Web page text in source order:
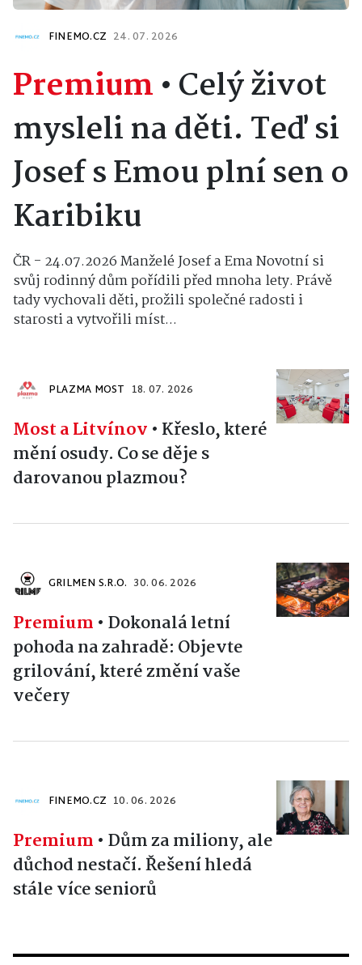
FINEMO.CZ 24. 07. 2026
Premium•Celý život
mysleli na děti. Teď si
Josef s Emou plní sen o
Karibiku
ČR - 24.07.2026 Manželé Josef a Ema Novotní si
svůj rodinný dům pořídili před mnoha lety. Právě
tady vychovali děti, prožili společné radosti i
starosti a vytvořili míst...
PLAZMA MOST 18. 07. 2026
Most a Litvínov • Křeslo, které
mění osudy. Co se děje s
darovanou plazmou?
GRILMEN S.R.O. 30. 06. 2026
Premium • Dokonalá letní
pohoda na zahradě: Objevte
grilování, které změní vaše
večery
FINEMO.CZ 10. 06. 2026
Premium • Dům za miliony, ale
důchod nestačí. Řešení hledá
stále více seniorů